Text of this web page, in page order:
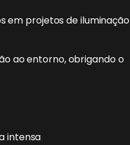
em projetos de iluminação
ao entorno, obrigando o
intensa